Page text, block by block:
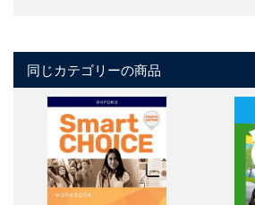
同じカテゴリーの商品